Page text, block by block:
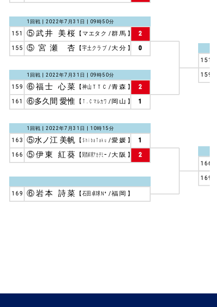
151
159
166
169
1回戦 | 2022年7月31日 | 09時50分
2
151 ⑤武井 美桜 【 マエタク /群馬 】
0
155 ⑤宮瀬 杏 【 宇土クラブ /大分 】
1回戦 | 2022年7月31日 | 09時50分
2
159 ⑥福士 心菜 【 神山ＴＴＣ /青森 】
1
161 ⑥多久間 愛惟 【 Ｔ．Ｃ マルカワ / 岡山 】
1回戦 | 2022年7月31日 | 10時15分
1
163 ⑤水ノ江 美帆 【 ＳｈｉｂａＴａｋｕ /愛媛 】
2
166 ⑤伊東 紅葵 【 関西卓球アカデミー /大阪 】
169 ⑥岩本 詩菜 【 石田卓球Ｎ⁺ /福岡 】